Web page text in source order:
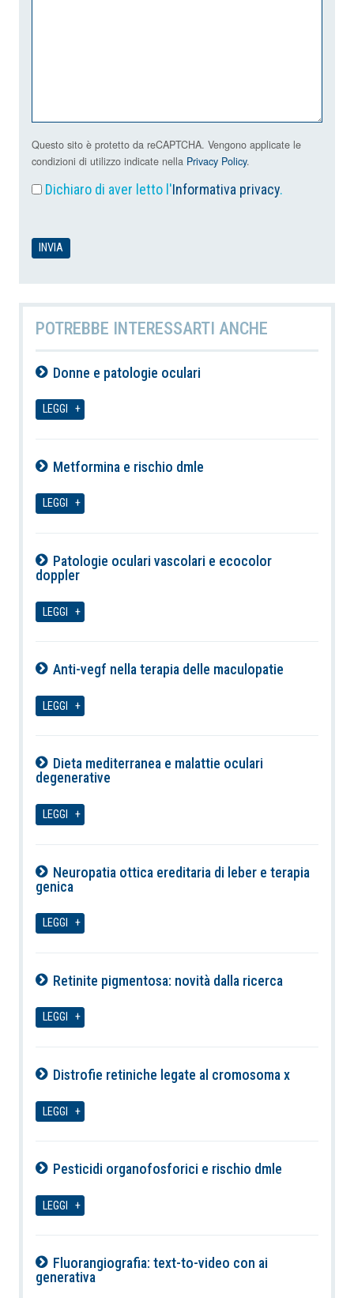
Questo sito è protetto da reCAPTCHA. Vengono applicate le
condizioni di utilizzo indicate nella Privacy Policy.
Dichiaro di aver letto l'Informativa privacy.
POTREBBE INTERESSARTI ANCHE
Donne e patologie oculari
LEGGI
Metformina e rischio dmle
LEGGI
Patologie oculari vascolari e ecocolor
doppler
LEGGI
Anti-vegf nella terapia delle maculopatie
LEGGI
Dieta mediterranea e malattie oculari
degenerative
LEGGI
Neuropatia ottica ereditaria di leber e terapia
genica
LEGGI
Retinite pigmentosa: novità dalla ricerca
LEGGI
Distrofie retiniche legate al cromosoma x
LEGGI
Pesticidi organofosforici e rischio dmle
LEGGI
Fluorangiografia: text-to-video con ai
generativa